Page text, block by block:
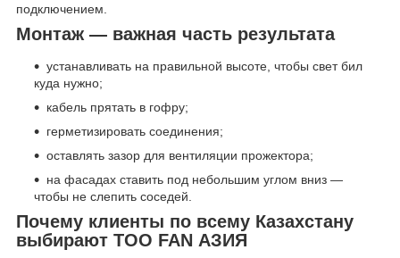
подключением.
Монтаж — важная часть результата
устанавливать на правильной высоте, чтобы свет бил
куда нужно;
кабель прятать в гофру;
герметизировать соединения;
оставлять зазор для вентиляции прожектора;
на фасадах ставить под небольшим углом вниз —
чтобы не слепить соседей.
Почему клиенты по всему Казахстану
выбирают ТОО FAN АЗИЯ